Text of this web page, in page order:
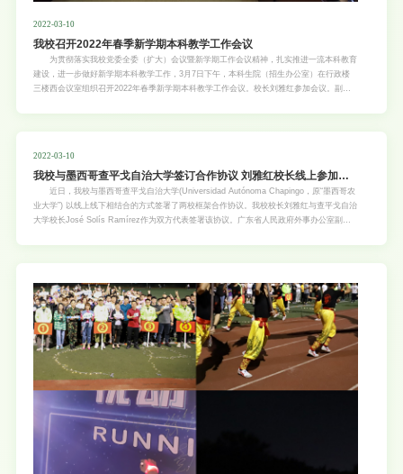
2022-03-10
我校召开2022年春季新学期本科教学工作会议
为贯彻落实我校党委全委（扩大）会议暨新学期工作会议精神，扎实推进一流本科教育
建设，进一步做好新学期本科教学工作，3月7日下午，本科生院（招生办公室）在行政楼
三楼西会议室组织召开2022年春季新学期本科教学工作会议。校长刘雅红参加会议。副校
展需要，不断优化专业布局，提升专业内涵，建好国家级和省级一流专业，形成专业建设的
高峰和高原，扎实推进课堂教学改革,全面提升教育教学质量。三是要多渠道筹措资源，切
实提高本科教育的投入水平和保障力度，在学校持续加大本科教育投入的同时，各单位也要
积极通过校企联合、产学合作等多种形式，不断改善和提升办学条件。 邓诣群表示，本
科人才培养工作千头万绪，我们要认真研究国家的有关政策和文件精神，找准思路和方向，
2022-03-10
我校与墨西哥查平戈自治大学签订合作协议 刘雅红校长线上参加签
约仪式并致辞
近日，我校与墨西哥查平戈自治大学(Universidad Autónoma Chapingo，原“墨西哥农
业大学”) 以线上线下相结合的方式签署了两校框架合作协议。我校校长刘雅红与查平戈自治
大学校长José Solís Ramírez作为双方代表签署该协议。广东省人民政府外事办公室副主
福两国乃至世界作出更多贡献，展现一流大学的使命与担当。 José Solís Ramírez校
长表示两校签署框架协议，将推进双方在农业教育、科技、人文领域开展交流合作。他特别
感谢广东省政府外事办公室及墨西哥驻穗总领馆的大力支持。 仓峰、Carlos Giralt
Cabrales表示，恰逢广东省与墨西哥州缔结友好省州20周年，两校签署合作协议，将更好
促进两国及